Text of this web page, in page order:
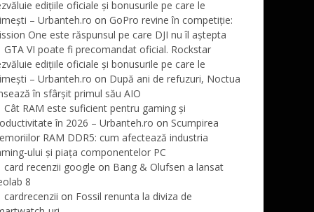
edițiile oficiale și bonusurile pe care le
– Urbanteh.ro on GoPro revine în competiție:
One este răspunsul pe care DJI nu îl aștepta
GTA VI poate fi precomandat oficial. Rockstar
edițiile oficiale și bonusurile pe care le
– Urbanteh.ro on După ani de refuzuri, Noctua
în sfârșit primul său AIO
Cât RAM este suficient pentru gaming și
în 2026 – Urbanteh.ro on Scumpirea
RAM DDR5: cum afectează industria
ului și piața componentelor PC
card recenzii google on Bang & Olufsen a lansat
8
cardrecenzii on Fossil renunta la diviza de